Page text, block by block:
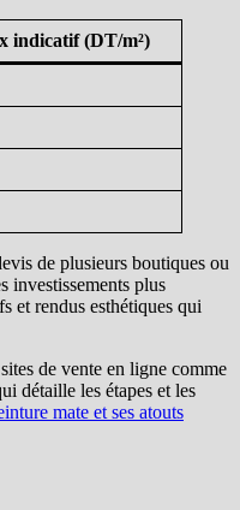
indicatif (DT/m²)
de plusieurs boutiques ou
investissements plus
et rendus esthétiques qui
de vente en ligne comme
détaille les étapes et les
mate et ses atouts